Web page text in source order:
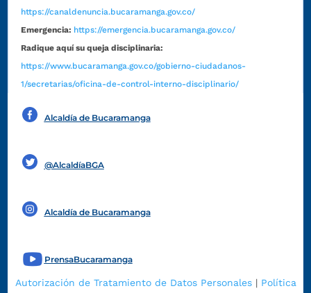
https://canaldenuncia.bucaramanga.gov.co/
Emergencia: https://emergencia.bucaramanga.gov.co/
Radique aquí su queja disciplinaria:
https://www.bucaramanga.gov.co/gobierno-ciudadanos-
1/secretarias/oficina-de-control-interno-disciplinario/
Alcaldía de Bucaramanga
@AlcaldíaBGA
Alcaldía de Bucaramanga
PrensaBucaramanga
Autorización de Tratamiento de Datos Personales| Política